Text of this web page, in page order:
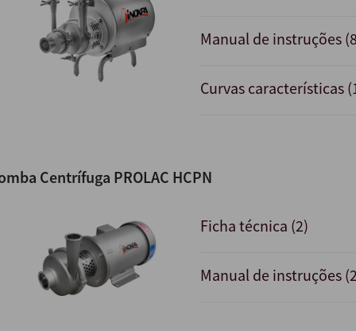
Manual de instruções
Curvas características
Centrífuga PROLAC HCPN
Ficha técnica (2)
Manual de instruções